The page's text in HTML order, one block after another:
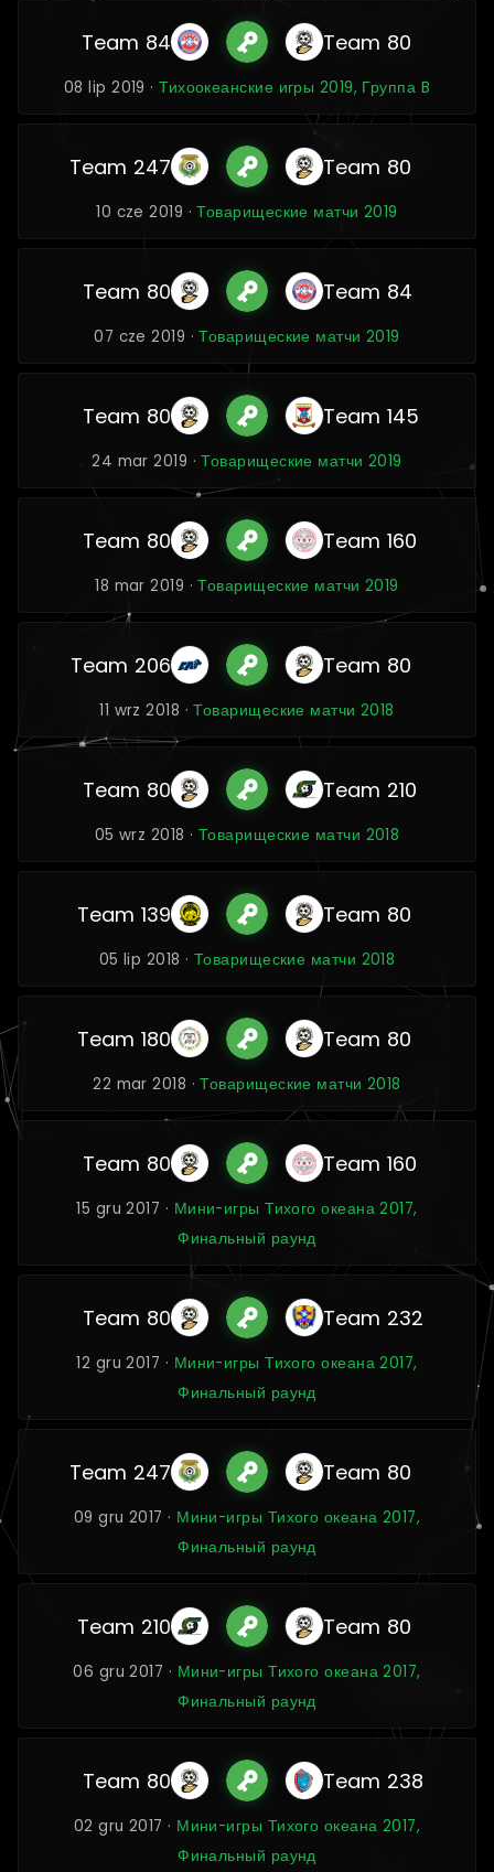
Team 84 Team 80
08 lip 2019 ·Тихоокеанские игры 2019, Группа B
Team 247 Team 80
10 cze 2019 ·Товарищеские матчи 2019
Team 80 Team 84
07 cze 2019 ·Товарищеские матчи 2019
Team 80 Team 145
24 mar 2019 ·Товарищеские матчи 2019
Team 80 Team 160
18 mar 2019 ·Товарищеские матчи 2019
Team 206 Team 80
11 wrz 2018 ·Товарищеские матчи 2018
Team 80 Team 210
05 wrz 2018 · Товарищеские матчи 2018
Team 139 Team 80
05 lip 2018 · Товарищеские матчи 2018
Team 180 Team 80
22 mar 2018 ·Товарищеские матчи 2018
Team 80 Team 160
15 gru 2017 · Мини-игры Тихого океана 2017,
Финальный раунд
Team 80 Team 232
12 gru 2017 · Мини-игры Тихого океана 2017,
Финальный раунд
Team 247 Team 80
09 gru 2017 · Мини-игры Тихого океана 2017,
Финальный раунд
Team 210 Team 80
06 gru 2017 · Мини-игры Тихого океана 2017,
Финальный раунд
Team 80 Team 238
02 gru 2017 · Мини-игры Тихого океана 2017,
Финальный раунд